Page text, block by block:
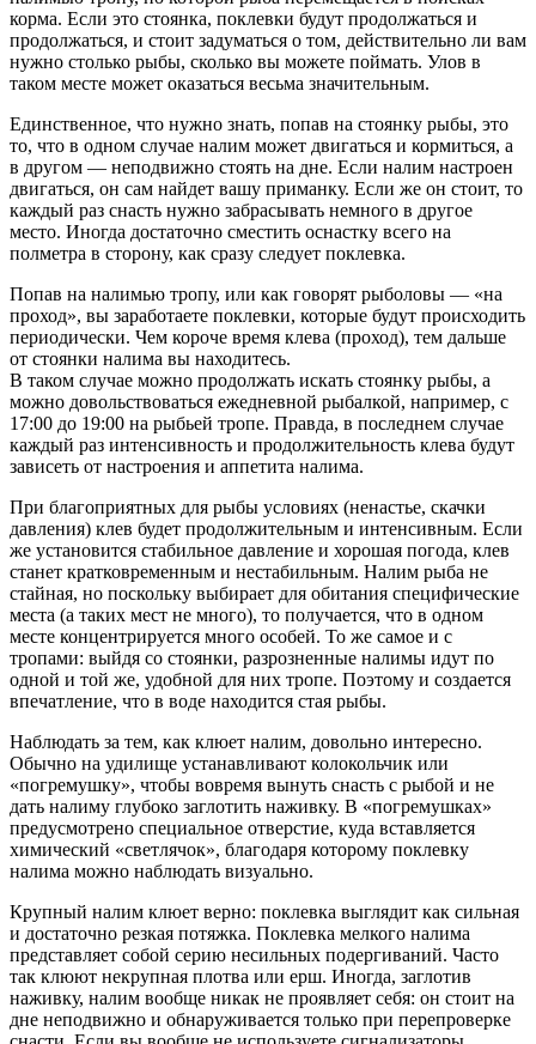
корма. Если это стоянка, поклевки будут продолжаться и
продолжаться, и стоит задуматься о том, действительно ли вам
нужно столько рыбы, сколько вы можете поймать. Улов в
таком месте может оказаться весьма значительным.
Единственное, что нужно знать, попав на стоянку рыбы, это
то, что в одном случае налим может двигаться и кормиться, а
в другом — неподвижно стоять на дне. Если налим настроен
двигаться, он сам найдет вашу приманку. Если же он стоит, то
каждый раз снасть нужно забрасывать немного в другое
место. Иногда достаточно сместить оснастку всего на
полметра в сторону, как сразу следует поклевка.
Попав на налимью тропу, или как говорят рыболовы — «на
проход», вы заработаете поклевки, которые будут происходить
периодически. Чем короче время клева (проход), тем дальше
от стоянки налима вы находитесь.
В таком случае можно продолжать искать стоянку рыбы, а
можно довольствоваться ежедневной рыбалкой, например, с
17:00 до 19:00 на рыбьей тропе. Правда, в последнем случае
каждый раз интенсивность и продолжительность клева будут
зависеть от настроения и аппетита налима.
При благоприятных для рыбы условиях (ненастье, скачки
давления) клев будет продолжительным и интенсивным. Если
же установится стабильное давление и хорошая погода, клев
станет кратковременным и нестабильным. Налим рыба не
стайная, но поскольку выбирает для обитания специфические
места (а таких мест не много), то получается, что в одном
месте концентрируется много особей. То же самое и с
тропами: выйдя со стоянки, разрозненные налимы идут по
одной и той же, удобной для них тропе. Поэтому и создается
впечатление, что в воде находится стая рыбы.
Наблюдать за тем, как клюет налим, довольно интересно.
Обычно на удилище устанавливают колокольчик или
«погремушку», чтобы вовремя вынуть снасть с рыбой и не
дать налиму глубоко заглотить наживку. В «погремушках»
предусмотрено специальное отверстие, куда вставляется
химический «светлячок», благодаря которому поклевку
налима можно наблюдать визуально.
Крупный налим клюет верно: поклевка выглядит как сильная
и достаточно резкая потяжка. Поклевка мелкого налима
представляет собой серию несильных подергиваний. Часто
так клюют некрупная плотва или ерш. Иногда, заглотив
наживку, налим вообще никак не проявляет себя: он стоит на
дне неподвижно и обнаруживается только при перепроверке